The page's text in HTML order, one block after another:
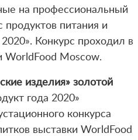
на профессиональный
продуктов питания и
Конкурс проходил в
WorldFood Moscow.
изделия» золотой
года 2020»
конкурса
выставки WorldFood